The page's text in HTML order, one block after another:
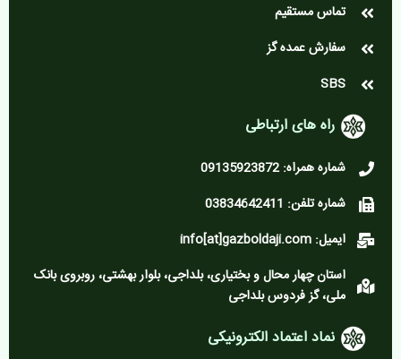
تماس مستقیم
سفارش عمده گز
SBS
راه های ارتباطی
شماره همراه: 09135923872
شماره تلفن: 03834642411
ایمیل: info[at]gazboldaji.com
استان چهار محال و بختیاری، بلداجی، بلوار بهشتی، روبروی بانک
ملی، گز فردوس بلداجی
نماد اعتماد الکترونیکی